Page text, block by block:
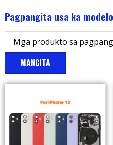
Pagpangita usa ka modelo
MANGITA